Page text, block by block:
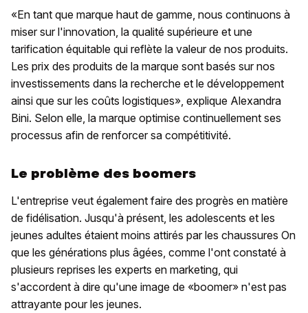
«En tant que marque haut de gamme, nous continuons à
miser sur l'innovation, la qualité supérieure et une
tarification équitable qui reflète la valeur de nos produits.
Les prix des produits de la marque sont basés sur nos
investissements dans la recherche et le développement
ainsi que sur les coûts logistiques», explique Alexandra
Bini. Selon elle, la marque optimise continuellement ses
processus afin de renforcer sa compétitivité.
Le problème des boomers
L'entreprise veut également faire des progrès en matière
de fidélisation. Jusqu'à présent, les adolescents et les
jeunes adultes étaient moins attirés par les chaussures On
que les générations plus âgées, comme l'ont constaté à
plusieurs reprises les experts en marketing, qui
s'accordent à dire qu'une image de «boomer» n'est pas
attrayante pour les jeunes.